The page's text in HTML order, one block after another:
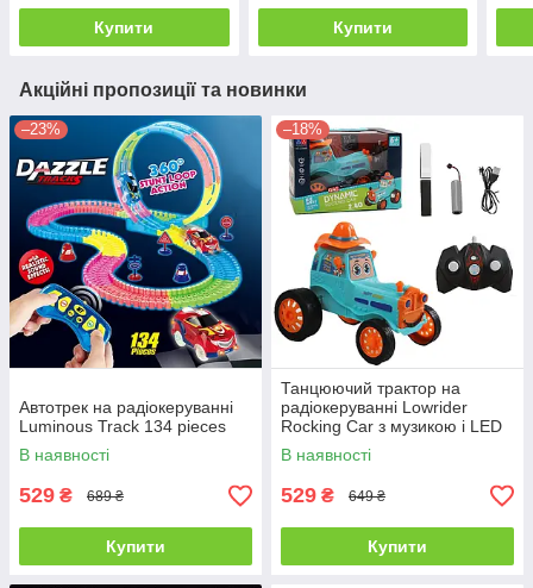
Купити Купити
Акційні пропозиції та новинки
–23%
Автотрек на радіокеруванні
Luminous Track 134 pieces
В наявності
529 ₴ 689 ₴
Купити
–18%
Танцюючий трактор на
радіокеруванні Lowrider
Rocking Car з музикою і LED
В наявності
529 ₴ 649 ₴
Купити